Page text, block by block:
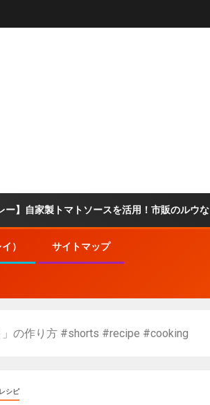
トマトソースを活用！市販のルウなしで完成！
） サイトマップ
」の作り方 #shorts #recipe #cooking
シピ